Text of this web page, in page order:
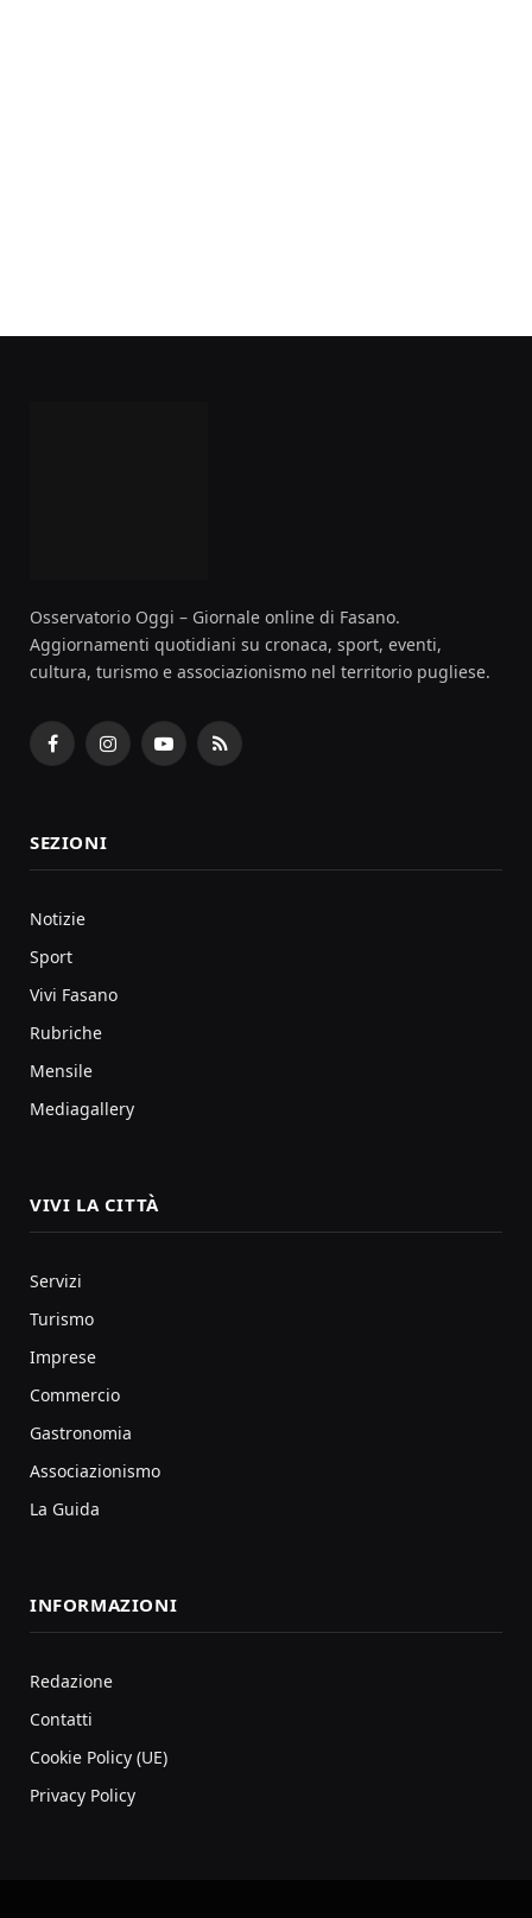
Osservatorio Oggi – Giornale online di Fasano.
Aggiornamenti quotidiani su cronaca, sport, eventi,
cultura, turismo e associazionismo nel territorio pugliese.
FacebookInstagramYouTubeRSS
SEZIONI
Notizie
Sport
Vivi Fasano
Rubriche
Mensile
Mediagallery
VIVI LA CITTÀ
Servizi
Turismo
Imprese
Commercio
Gastronomia
Associazionismo
La Guida
INFORMAZIONI
Redazione
Contatti
Cookie Policy (UE)
Privacy Policy